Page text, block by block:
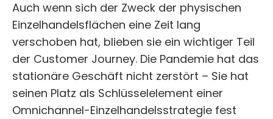
Auch wenn sich der Zweck der physischen
Einzelhandelsflächen eine Zeit lang
verschoben hat, blieben sie ein wichtiger Teil
der Customer Journey. Die Pandemie hat das
stationäre Geschäft nicht zerstört – Sie hat
seinen Platz als Schlüsselelement einer
Omnichannel-Einzelhandelsstrategie fest